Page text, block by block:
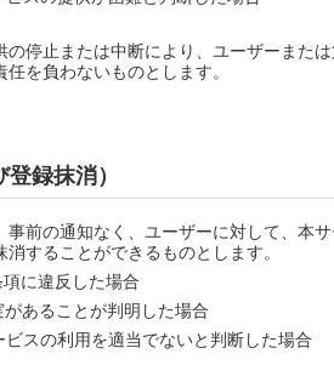
の停止または中断により、ユーザーまた
を負わないものとします。
録抹消）
事前の通知なく、ユーザーに対して、本
することができるものとします。
に違反した場合
あることが判明した場合
スの利用を適当でないと判断した場合